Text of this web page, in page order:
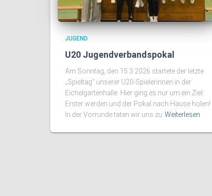
JUGEND
U20 Jugendverbandspokal
Am Sonntag, den 15.3.2026 startete der letzte
„Spieltag“ unserer U20-Spielerinnen in der
Eichelgartenhalle. Hier ging es nur um ein Ziel:
Erster werden und der Pokal nach Hause holen!
In der Vorrunde taten wir uns zu Weiterlesen